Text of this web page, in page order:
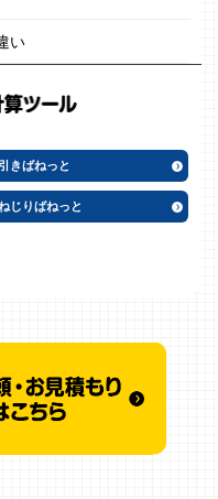
い
引きばねっと
じりばねっと